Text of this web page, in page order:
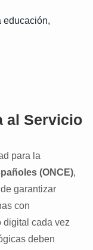
educación,
al Servicio
para la
(ONCE),
garantizar
con
digital cada vez
deben